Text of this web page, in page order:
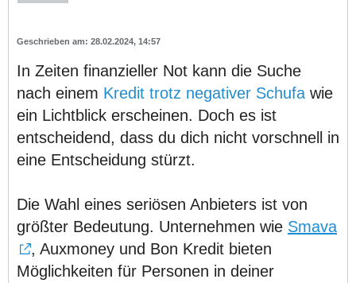
28.02.2024, 14:57
In Zeiten finanzieller Not kann die Suche
nach einem Kredit trotz negativer Schufa wie
ein Lichtblick erscheinen. Doch es ist
entscheidend, dass du dich nicht vorschnell in
eine Entscheidung stürzt.
Die Wahl eines seriösen Anbieters ist von
größter Bedeutung. Unternehmen wie Smava
, Auxmoney und Bon Kredit bieten
Möglichkeiten für Personen in deiner